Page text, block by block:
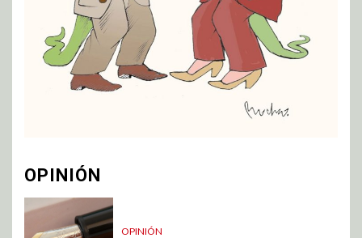
OPINIÓN
OPINIÓN